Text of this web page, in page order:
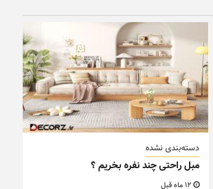
دسته‌بندی نشده
مبل راحتی چند نفره بخریم ؟